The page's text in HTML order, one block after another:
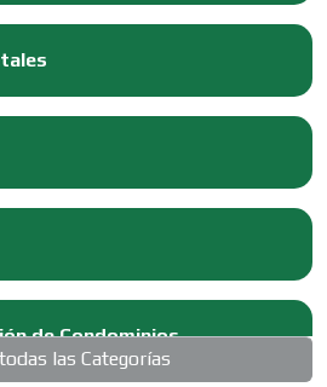
de Condominios
las Categorías